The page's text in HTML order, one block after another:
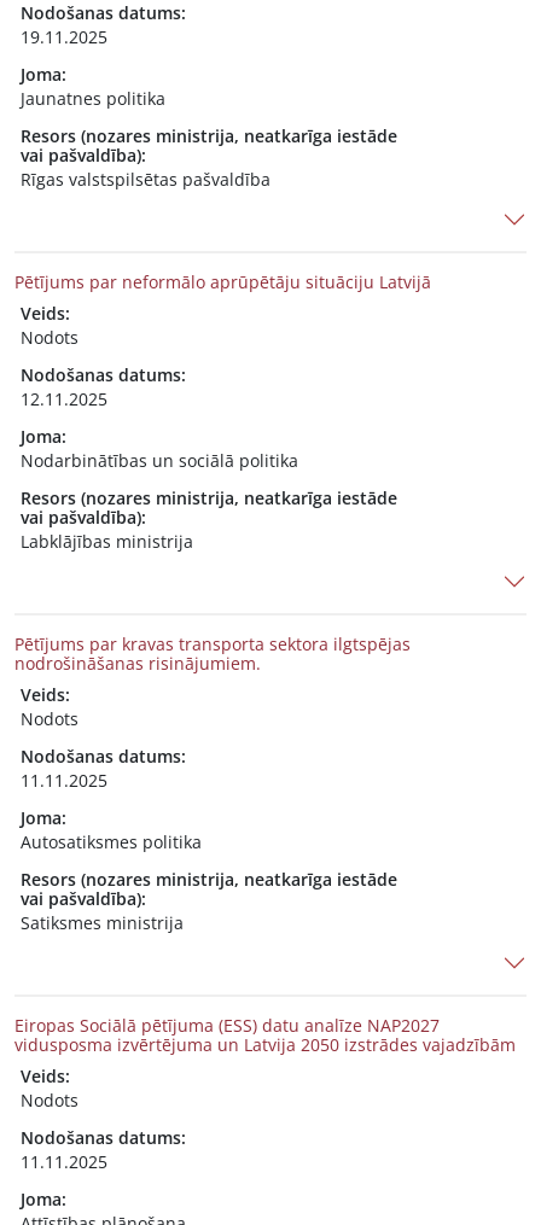
Nodošanas datums:
19.11.2025
Joma:
Jaunatnes politika
Resors (nozares ministrija, neatkarīga iestāde
vai pašvaldība):
Rīgas valstspilsētas pašvaldība
Pētījums par neformālo aprūpētāju situāciju Latvijā
Veids:
Nodots
Nodošanas datums:
12.11.2025
Joma:
Nodarbinātības un sociālā politika
Resors (nozares ministrija, neatkarīga iestāde
vai pašvaldība):
Labklājības ministrija
Pētījums par kravas transporta sektora ilgtspējas
nodrošināšanas risinājumiem.
Veids:
Nodots
Nodošanas datums:
11.11.2025
Joma:
Autosatiksmes politika
Resors (nozares ministrija, neatkarīga iestāde
vai pašvaldība):
Satiksmes ministrija
Eiropas Sociālā pētījuma (ESS) datu analīze NAP2027
vidusposma izvērtējuma un Latvija 2050 izstrādes vajadzībām
Veids:
Nodots
Nodošanas datums:
11.11.2025
Joma: